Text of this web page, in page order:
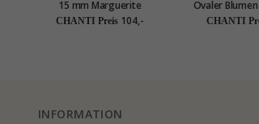
15 mm Marguerite
Halskette mit Anhänger aus
CHANTI Preis 104,-
Ovaler
aus Silber und
CHANTI
INFORMATION